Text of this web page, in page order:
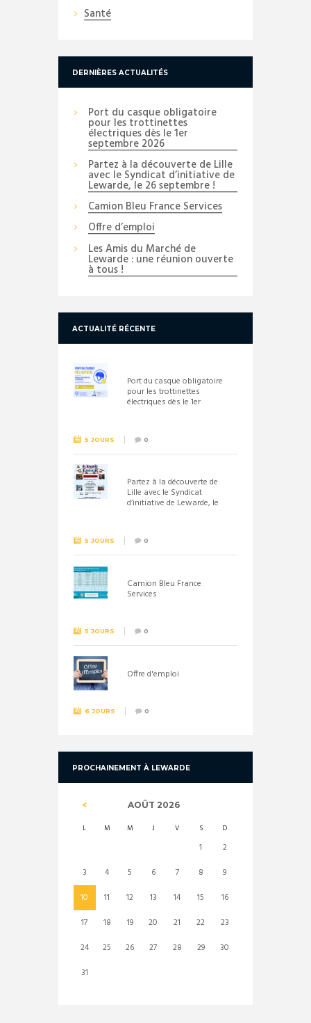
Santé
DERNIÈRES ACTUALITÉS
Port du casque obligatoire
pour les trottinettes
électriques dès le 1er
septembre 2026
Partez à la découverte de Lille
avec le Syndicat d’initiative de
Lewarde, le 26 septembre !
Camion Bleu France Services
Offre d’emploi
Les Amis du Marché de
Lewarde : une réunion ouverte
à tous !
ACTUALITÉ RÉCENTE
Port du casque obligatoire
pour les trottinettes
électriques dès le 1er
5 JOURS 0
Partez à la découverte de
Lille avec le Syndicat
d’initiative de Lewarde, le
5 JOURS 0
Camion Bleu France
Services
5 JOURS 0
Offre d'emploi
6 JOURS 0
PROCHAINEMENT À LEWARDE
AOÛT 2026
L M M J V S D
1
2
3
4 5 6 7 8
9
10
11 12 13 14 15
16
17
18 19 20 21 22
23
24
25 26 27 28 29
30
31